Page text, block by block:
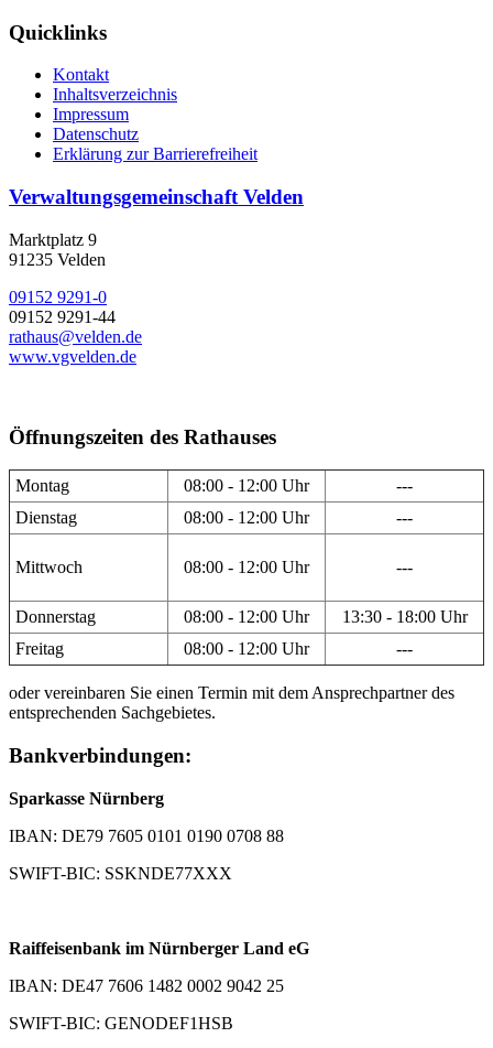
Quicklinks
Kontakt
Inhaltsverzeichnis
Impressum
Datenschutz
Erklärung zur Barrierefreiheit
Verwaltungsgemeinschaft Velden
Marktplatz 9
91235 Velden
09152 9291-0
09152 9291-44
rathaus@velden.de
www.vgvelden.de
Öffnungszeiten des Rathauses
Montag 08:00 - 12:00 Uhr
---
Dienstag
08:00 - 12:00 Uhr ---
Mittwoch 08:00 - 12:00 Uhr ---
Donnerstag 08:00 - 12:00 Uhr
13:30 - 18:00 Uhr
Freitag
08:00 - 12:00 Uhr ---
oder vereinbaren Sie einen Termin mit dem Ansprechpartner des
entsprechenden Sachgebietes.
Bankverbindungen:
Sparkasse Nürnberg
IBAN: DE79 7605 0101 0190 0708 88
SWIFT-BIC: SSKNDE77XXX
Raiffeisenbank im Nürnberger Land eG
IBAN: DE47 7606 1482 0002 9042 25
SWIFT-BIC: GENODEF1HSB